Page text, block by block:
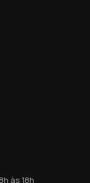
às 18h